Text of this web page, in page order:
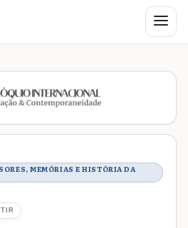
Abrir
MEMÓRIAS E HISTÓRIA DA